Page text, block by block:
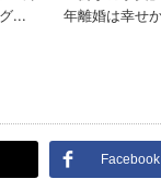
Facebook